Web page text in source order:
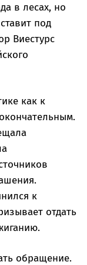
в лесах, но
под
Виестурс
как к
к
отдать
обращение.